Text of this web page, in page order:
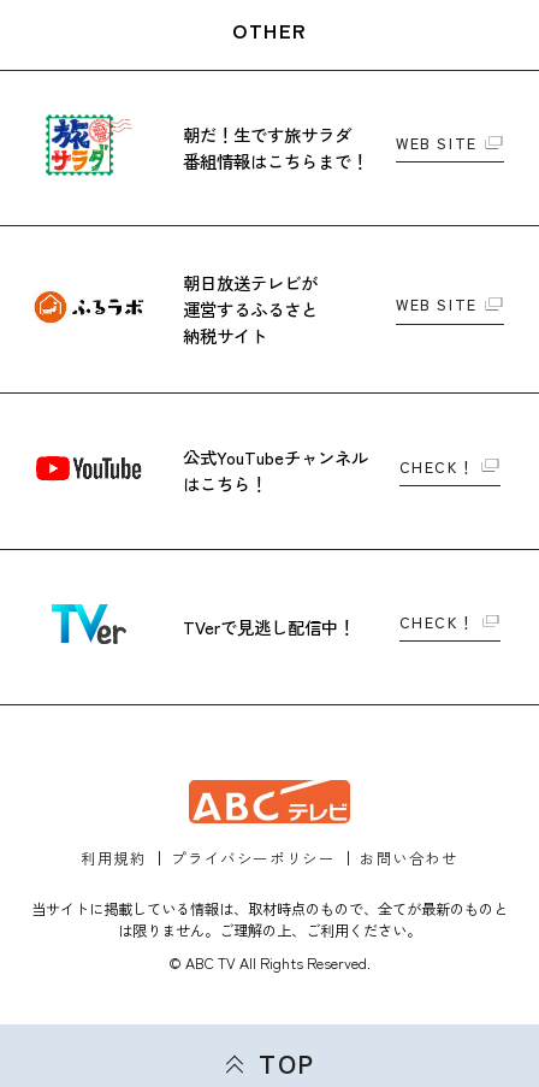
OTHER
朝だ！生です旅サラダ
番組情報はこちらまで！
WEB SITE
朝日放送テレビが
運営するふるさと
納税サイト
WEB SITE
公式YouTubeチャンネル
はこちら！
CHECK！
TVerで見逃し配信中！ CHECK！
利用規約 プライバシーポリシー お問い合わせ
当サイトに掲載している情報は、取材時点のもので、全てが最新のものと
は限りません。ご理解の上、ご利用ください。
© ABC TV All Rights Reserved.
TOP